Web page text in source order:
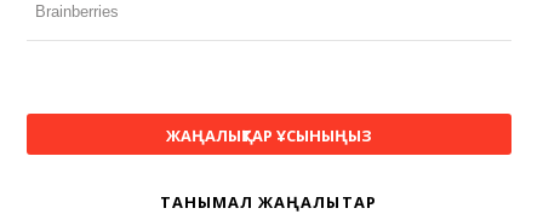
ЖАҢАЛЫҚТАР ҰСЫНЫҢЫЗ
ТАНЫМАЛ ЖАҢАЛЫҚТАР